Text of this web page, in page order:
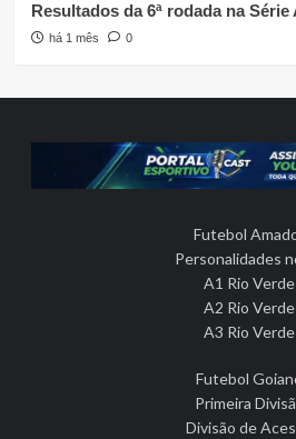
Resultados da 6ª rodada na Série
há 1 mês 0
Futebol
Personalidades
A1 Rio Verde
A2 Rio Verde
A3 Rio Verde
Futebol
Primeira
Divisão de